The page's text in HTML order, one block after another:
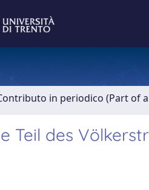
in periodico (Part of
Teil des